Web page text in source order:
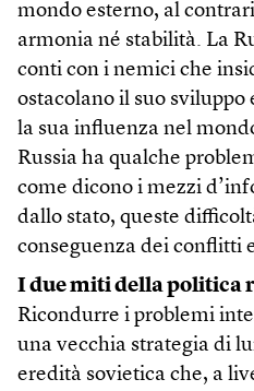
mondo esterno, al
armonia né stabilità. La
conti con i nemici che
ostacolano il suo
la sua influenza nel
Russia ha qualche
come dicono i mezzi
dallo stato, queste
conseguenza dei conflitti
I due miti della politica
Ricondurre i problemi
una vecchia strategia di
eredità sovietica che, a